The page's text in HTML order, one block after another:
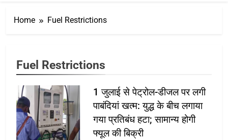
Home Fuel Restrictions
Fuel Restrictions
1 जुलाई से पेट्रोल-डीजल पर लगी
पाबंदियां खत्म: युद्ध के बीच लगाया
गया प्रतिबंध हटा; सामान्य होगी
फ्यूल की बिक्री